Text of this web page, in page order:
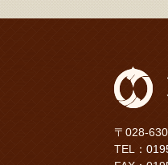
〒028-
TEL：